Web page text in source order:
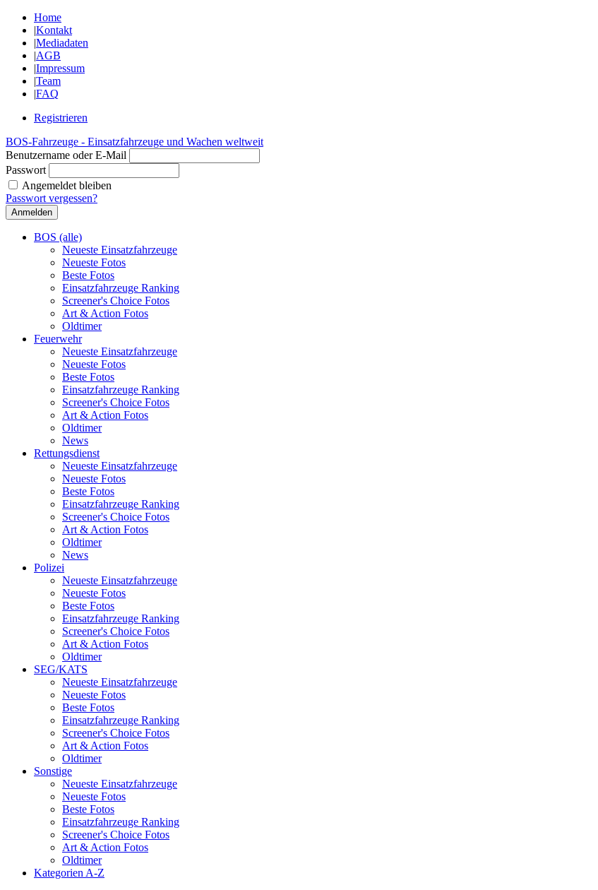
Home
|Kontakt
|Mediadaten
|AGB
|Impressum
|Team
|FAQ
Registrieren
BOS-Fahrzeuge - Einsatzfahrzeuge und Wachen weltweit
Benutzername oder E-Mail
Passwort
Angemeldet bleiben
Passwort vergessen?
BOS (alle)
Neueste Einsatzfahrzeuge
Neueste Fotos
Beste Fotos
Einsatzfahrzeuge Ranking
Screener's Choice Fotos
Art & Action Fotos
Oldtimer
Feuerwehr
Neueste Einsatzfahrzeuge
Neueste Fotos
Beste Fotos
Einsatzfahrzeuge Ranking
Screener's Choice Fotos
Art & Action Fotos
Oldtimer
News
Rettungsdienst
Neueste Einsatzfahrzeuge
Neueste Fotos
Beste Fotos
Einsatzfahrzeuge Ranking
Screener's Choice Fotos
Art & Action Fotos
Oldtimer
News
Polizei
Neueste Einsatzfahrzeuge
Neueste Fotos
Beste Fotos
Einsatzfahrzeuge Ranking
Screener's Choice Fotos
Art & Action Fotos
Oldtimer
SEG/KATS
Neueste Einsatzfahrzeuge
Neueste Fotos
Beste Fotos
Einsatzfahrzeuge Ranking
Screener's Choice Fotos
Art & Action Fotos
Oldtimer
Sonstige
Neueste Einsatzfahrzeuge
Neueste Fotos
Beste Fotos
Einsatzfahrzeuge Ranking
Screener's Choice Fotos
Art & Action Fotos
Oldtimer
Kategorien A-Z